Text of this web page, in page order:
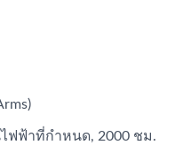
ฟฟ้าที่กำหนด, 2000 ชม.